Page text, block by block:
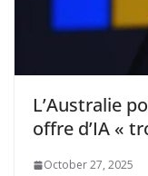
L’Australie
offre d’IA «
October 27, 2025